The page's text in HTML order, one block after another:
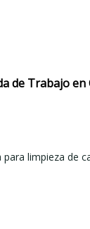
de Trabajo en
limpieza de